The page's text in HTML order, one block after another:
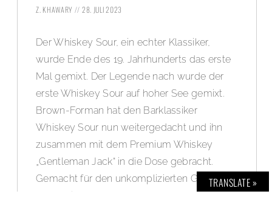
Z. KHAWARY 28. JULI 2023
Der Whiskey Sour, ein echter Klassiker,
wurde Ende des 19. Jahrhunderts das erste
Mal gemixt. Der Legende nach wurde der
erste Whiskey Sour auf hoher See gemixt.
Brown-Forman hat den Barklassiker
Whiskey Sour nun weitergedacht und ihn
zusammen mit dem Premium Whiskey
„Gentleman Jack“ in die Dose gebracht.
Gemacht für den unkomplizierten Genuss,
denn mit dem neuen Gentleman Jack
TRANSLATE »